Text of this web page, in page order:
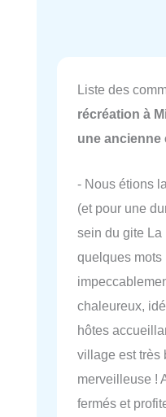
Liste des
récréation à
une ancienne
- Nous étions
(et pour une
sein du gite La
quelques mots
chaleureux,
hôtes
village est très
merveilleuse !
fermés et